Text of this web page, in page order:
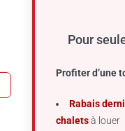
Pour
Profiter d’une
Rabais
chaletsà louer